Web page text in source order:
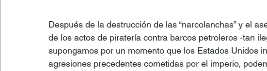
Después de la destrucción de las “narcolanchas” y el
de los actos de piratería contra barcos petroleros -tan
supongamos por un momento que los Estados Unidos
agresiones precedentes cometidas por el imperio,